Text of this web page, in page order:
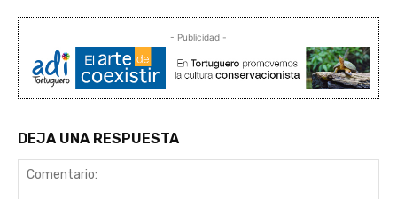
- Publicidad -
DEJA UNA RESPUESTA